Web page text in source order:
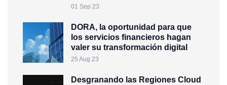
01 Sep 23
DORA, la oportunidad para que
los servicios financieros hagan
valer su transformación digital
25 Aug 23
Desgranando las Regiones Cloud